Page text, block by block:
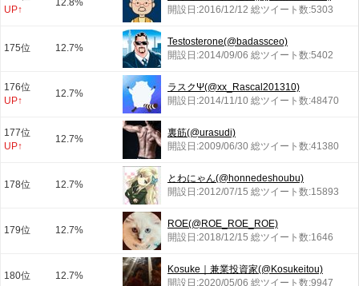
UP↑
12.8%
開設日:2016/12/12 総ツイート数:5303
175位 12.7%
Testosterone(@badassceo)
開設日:2014/09/06 総ツイート数:5402
176位
UP↑
12.7%
ラスクΨ(@xx_Rascal201310)
開設日:2014/11/10 総ツイート数:48470
177位
UP↑
12.7%
裏筋(@urasudi)
開設日:2009/06/30 総ツイート数:41380
178位 12.7%
とわにゃん(@honnedeshoubu)
開設日:2012/07/15 総ツイート数:15893
179位 12.7%
ROE(@ROE_ROE_ROE)
開設日:2018/12/15 総ツイート数:1646
180位 12.7%
Kosuke｜兼業投資家(@Kosukeitou)
開設日:2020/05/06 総ツイート数:9947